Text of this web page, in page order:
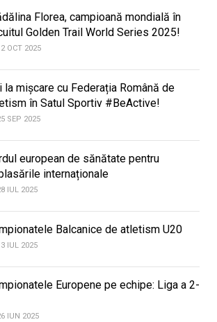
Florea, campioană mondială în
Golden Trail World Series 2025!
OCT 2025
la mișcare cu Federația Română de
în Satul Sportiv #BeActive!
SEP 2025
european de sănătate pentru
internaționale
IUL 2025
Balcanice de atletism U20
IUL 2025
Europene pe echipe: Liga a 2-
IUN 2025